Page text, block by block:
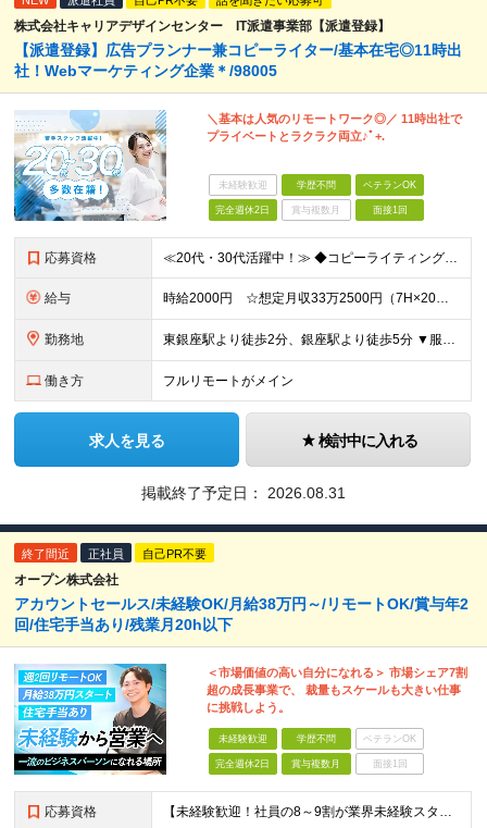
株式会社キャリアデザインセンター IT派遣事業部【派遣登録】
【派遣登録】広告プランナー兼コピーライター/基本在宅◎11時出
社！Webマーケティング企業＊/98005
＼基本は人気のリモートワーク◎／ 11時出社で
プライベートとラクラク両立♪ﾟ+.
未経験歓迎 学歴不問 ベテランOK
完全週休2日 賞与複数月 面接1回
応募資格 ≪20代・30代活躍中！≫ ◆コピーライティングの経験 ◆広告プランニングの経験 ※ブランクがある方やこれまでのご経験に自信がない方も、まずはお気軽にご応募ください！ ※ご経歴をなるべく詳細に記載い
給与 時給2000円 ☆想定月収33万2500円（7H×20日+残業25H） ※交通費全額支給 ※在宅日数に応じて、在宅勤務手当あり
勤務地 東銀座駅より徒歩2分、銀座駅より徒歩5分 ▼服装：オフィスカジュアル ▼働き方：在宅勤務 ※案件によって月1～2回出社いただく可能性があります。 ※業務に慣れるまでは出社いただきます。 ▼受動喫煙
働き方 フルリモートがメイン
求人を見る 検討中に入れる
掲載終了予定日： 2026.08.31
終了間近 正社員 自己PR不要
オープン株式会社
アカウントセールス/未経験OK/月給38万円～/リモートOK/賞与年2
回/住宅手当あり/残業月20h以下
＜市場価値の高い自分になれる＞ 市場シェア7割
超の成長事業で、 裁量もスケールも大きい仕事
に挑戦しよう。
未経験歓迎 学歴不問 ベテランOK
完全週休2日 賞与複数月 面接1回
応募資格 【未経験歓迎！社員の8～9割が業界未経験スタート】 ▼学歴不問 ▼以下のすべてに該当する方 ・幅広い業界に興味関心がある方 ・クライアントの課題解決に直結した仕事に興味関心のある方 ・成長できる環境で